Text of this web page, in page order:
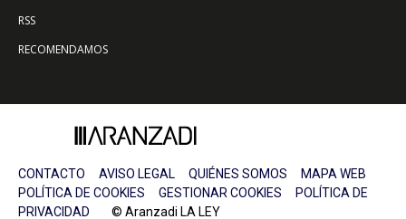
RSS
RECOMENDAMOS
CONTACTO AVISO LEGAL QUIÉNES SOMOS
MAPA WEB
POLÍTICA DE COOKIES
GESTIONAR COOKIES
POLÍTICA DE
PRIVACIDAD © Aranzadi LA LEY